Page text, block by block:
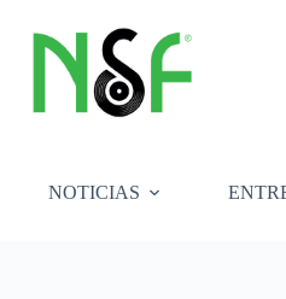
contenido
NOTICIAS